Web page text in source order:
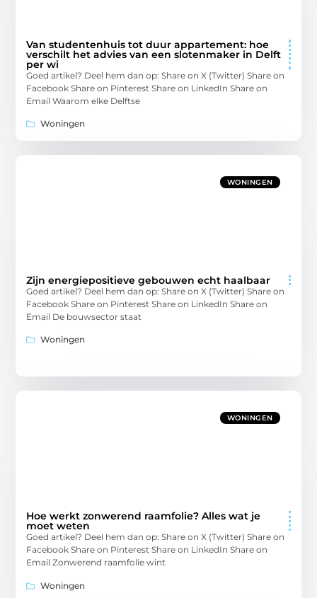
Van studentenhuis tot duur appartement: hoe
verschilt het advies van een slotenmaker in Delft
per wi
Goed artikel? Deel hem dan op: Share on X (Twitter) Share on
Facebook Share on Pinterest Share on LinkedIn Share on
Email Waarom elke Delftse
Woningen
WONINGEN
Zijn energiepositieve gebouwen echt haalbaar
Goed artikel? Deel hem dan op: Share on X (Twitter) Share on
Facebook Share on Pinterest Share on LinkedIn Share on
Email De bouwsector staat
Woningen
WONINGEN
Hoe werkt zonwerend raamfolie? Alles wat je
moet weten
Goed artikel? Deel hem dan op: Share on X (Twitter) Share on
Facebook Share on Pinterest Share on LinkedIn Share on
Email Zonwerend raamfolie wint
Woningen